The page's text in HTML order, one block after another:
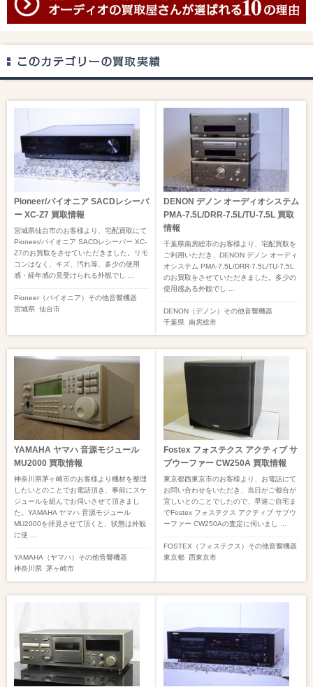
Pioneer/パイオニア SACDレシーバ
ー XC-Z7 買取情報
宮城県仙台市のお客様より、宅配買取にて
Pioneer/パイオニア SACDレシーバー XC-
Z7のお買取をさせていただきました。リモ
コンはなく、キズ、汚れ等、多少の使用
感・経年感の見受けられる外観でし ...
Pioneer（パイオニア） その他音響機器
宮城県 仙台市
DENON デノン オーディオシステム
PMA-7.5L/DRR-7.5L/TU-7.5L 買取
情報
千葉県南房総市のお客様より、宅配買取を
ご利用いただき、DENON デノン オーディ
オシステム PMA-7.5L/DRR-7.5L/TU-7.5L
のお買取をさせていただきました。多少の
使用感ある外観でし ...
DENON（デノン） その他音響機器
千葉県 南房総市
YAMAHA ヤマハ 音源モジュール
MU2000 買取情報
神奈川県茅ヶ崎市のお客様より機材を整理
したいとのことでお電話頂き、事前にスケ
ジュールを組んでお伺いさせて頂きまし
た。YAMAHA ヤマハ 音源モジュール
MU2000を拝見させて頂くと、状態は外観
に使 ...
YAMAHA（ヤマハ） その他音響機器
神奈川県 茅ヶ崎市
Fostex フォステクス アクティブ サ
ブウーファー CW250A 買取情報
東京都西東京市のお客様より、お電話にて
お問い合わせをいただき、当日がご都合が
宜しいとのことでしたので、早速ご自宅ま
でFostex フォステクス アクティブ サブウ
ーファー CW250Aの査定に伺いまし ...
FOSTEX（フォステクス） その他音響機器
東京都 西東京市